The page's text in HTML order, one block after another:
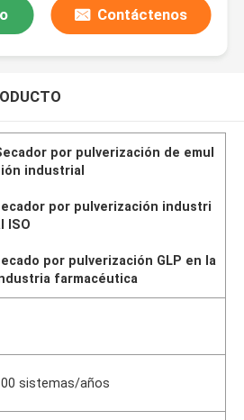
Contáctenos
por pulverización de emul
industrial
por pulverización industri
ISO
por pulverización GLP en la
farmacéutica
sistemas/años